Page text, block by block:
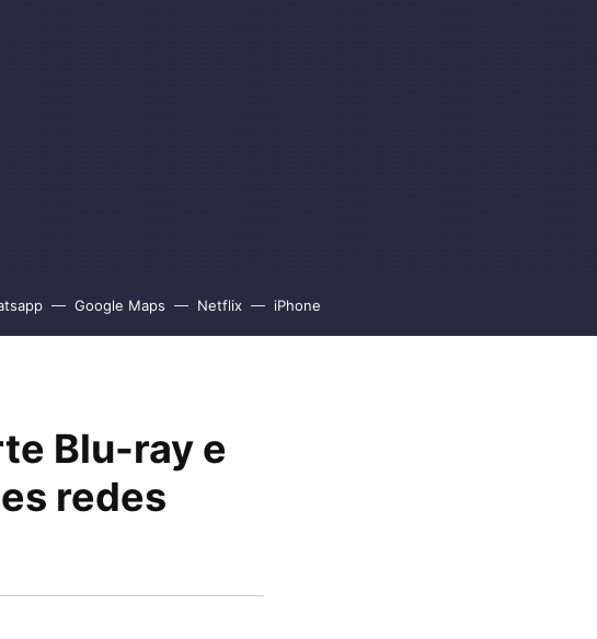
Google Maps Netflix iPhone
Blu-ray e
redes